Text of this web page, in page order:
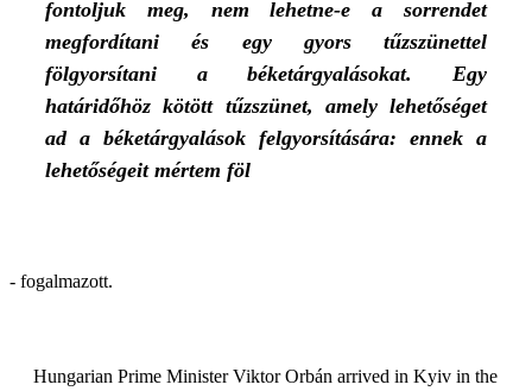
fontoljuk meg, nem lehetne-e a sorrendet
megfordítani és egy gyors tűzszünettel
fölgyorsítani a béketárgyalásokat. Egy
határidőhöz kötött tűzszünet, amely lehetőséget
ad a béketárgyalások felgyorsítására: ennek a
lehetőségeit mértem föl
- fogalmazott.
Hungarian Prime Minister Viktor Orbán arrived in Kyiv in the